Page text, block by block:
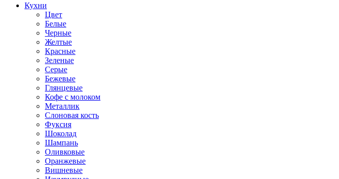
Кухни
Цвет
Белые
Черные
Желтые
Красные
Зеленые
Серые
Бежевые
Глянцевые
Кофе с молоком
Металлик
Слоновая кость
Фуксия
Шоколад
Шампань
Оливковые
Оранжевые
Вишневые